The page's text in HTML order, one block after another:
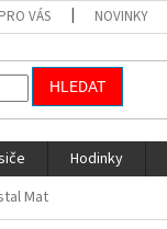
VÁS NOVINKY
HLEDAT
Hodinky
Mat